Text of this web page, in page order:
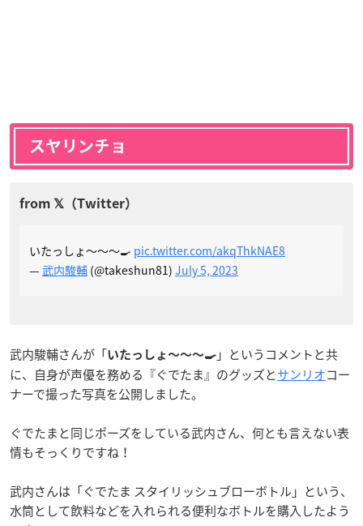
スヤリンチョ
いたっしょ〜〜〜🍳 pic.twitter.com/akqThkNAE8
— 武内駿輔 (@takeshun81) July 5, 2023
武内駿輔さんが「いたっしょ〜〜〜🍳 」というコメントと共
に、自身が声優を務める『ぐでたま』のグッズとサンリオコー
ナーで撮った写真を公開しました。
ぐでたまと同じポーズをしている武内さん、何とも言えない表
情もそっくりですね！
武内さんは「ぐでたま スタイリッシュブローボトル」という、
水筒として飲料などを入れられる便利なボトルを購入したよう